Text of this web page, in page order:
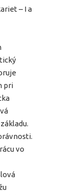
– I a
pri
vo